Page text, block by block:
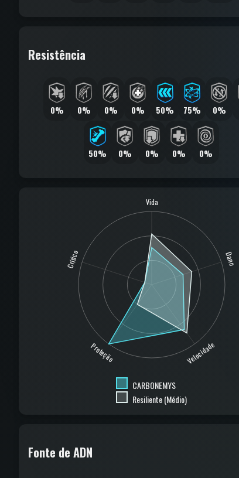
Resistência
0% 0% 0% 0% 50% 75% 0%
50% 0% 0% 0% 0%
Vida
Dano
Velocidade
Proteção
Crítico
CARBONEMYS
Resiliente (Médio)
Fonte de ADN